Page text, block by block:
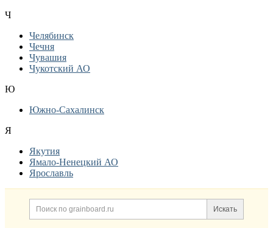
Ч
Челябинск
Чечня
Чувашия
Чукотский АО
Ю
Южно-Сахалинск
Я
Якутия
Ямало-Ненецкий АО
Ярославль
Дополнительная информация
Поиск по сайту и
Искать